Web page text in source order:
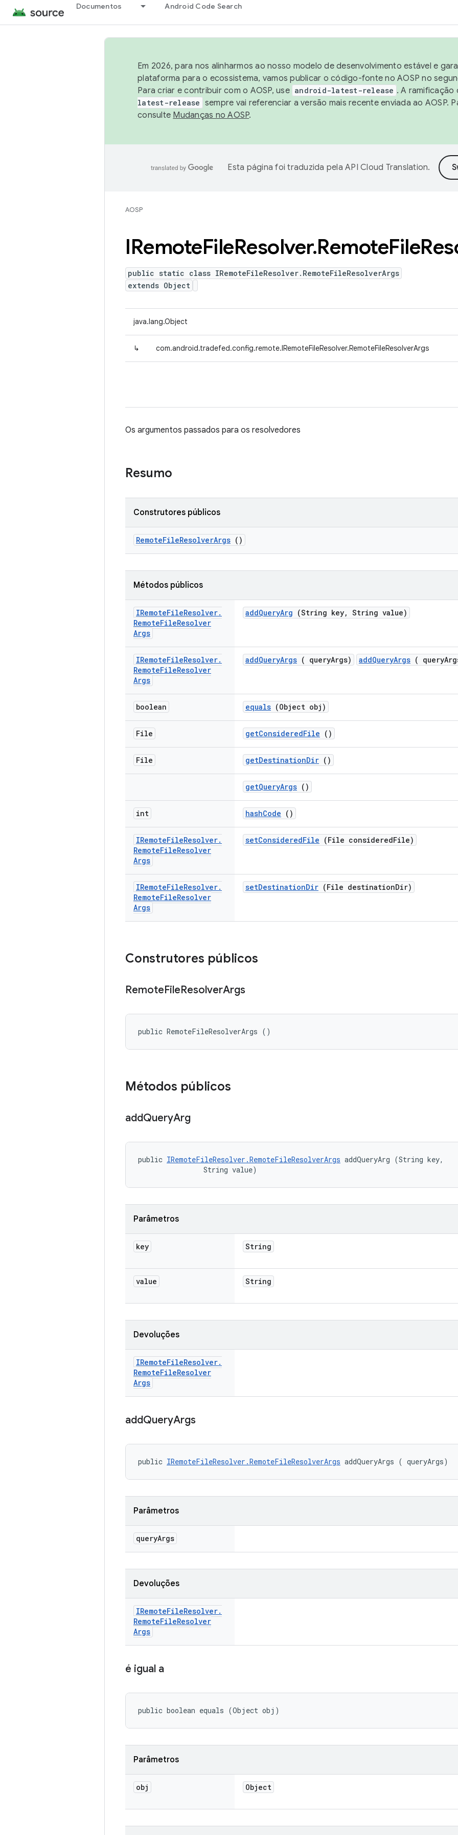
Documentos Android Code Search
Em 2026, para nos alinharmos ao nosso modelo de desenvolvimento estável e
plataforma para o ecossistema, vamos publicar o código-fonte no AOSP no
Para criar e contribuir com o AOSP, use android-latest-release . A
latest-release sempre vai referenciar a versão mais recente enviada ao AOSP.
consulte Mudanças no AOSP.
Esta página foi traduzida pela API Cloud Translation.
AOSP
IRemoteFileResolver.RemoteFile
public static class IRemoteFileResolver.RemoteFileResolverArgs
extends Object
java.lang.Object
↳ com.android.tradefed.config.remote.IRemoteFileResolver.RemoteFileResolverArgs
Os argumentos passados ​​para os resolvedores
Resumo
Construtores públicos
RemoteFileResolverArgs ()
Métodos públicos
IRemoteFileResolver.
RemoteFileResolver
Args
addQueryArg (String key, String value)
IRemoteFileResolver.
RemoteFileResolver
Args
addQueryArgs ( queryArgs) addQueryArgs (
boolean equals (Object obj)
File getConsideredFile ()
File getDestinationDir ()
getQueryArgs ()
int hashCode ()
IRemoteFileResolver.
RemoteFileResolver
Args
setConsideredFile (File consideredFile)
IRemoteFileResolver.
RemoteFileResolver
Args
setDestinationDir (File destinationDir)
Construtores públicos
RemoteFileResolverArgs
public RemoteFileResolverArgs ()
Métodos públicos
addQueryArg
public IRemoteFileResolver.RemoteFileResolverArgs addQueryArg (String key,
                String value)
Parâmetros
key String
value String
Devoluções
IRemoteFileResolver.
RemoteFileResolver
Args
addQueryArgs
public IRemoteFileResolver.RemoteFileResolverArgs addQueryArgs ( queryArgs)
Parâmetros
queryArgs
Devoluções
IRemoteFileResolver.
RemoteFileResolver
Args
é igual a
public boolean equals (Object obj)
Parâmetros
obj Object